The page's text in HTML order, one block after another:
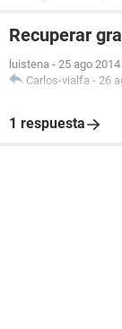
Recuperar
luistena - 25 ago
Carlos-vialfa - 26
1 respuesta